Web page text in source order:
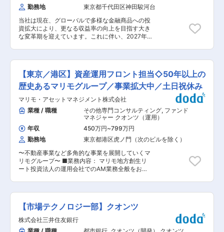
をとっています。経営統合が進む地方銀行のなか
では特徴のある取り組みを行っております。 ・運
用金額や組織体制（フロント50名程度、バックオ
フィス50名程度）と地域金融機関の中では最大級
規模です。 ◎運用子会社の設立 ・FFG投信株式会
定）し、「私募投資信託」を活用したFFG有価証
券投資の多様化を推し進めております。 ・現在の
ブ、アクティブファンドや、マルチアセットファ
ンドを銀行本体と協業しながら企画し、運用にあ
たっております。 変更の範囲：会社の定める業務
は、自らそれらを駆使し、運用の意思決定や投資
戦略の立案に携わる「クオンツポートフォリオマ
ネージャー（クオンツ PM）」としてのキャリア
パスの可能性もあります。 ■業務詳細 ・AI（機械
学習）等を活用した運用業務（リサーチ・ポート
フォリオ構築等）の高度化を支援するツール類の
開発・カスタマイズしたツールを用いた、クオン
ツ運用プロセスおよび投資戦略（モデル）の企
画・立案・検証 ・Python等を用いた新規ファン
ドのバックテスト環境の構築 ・インベストメント
マネージャーのDX推進支援（研修企画、開発環
境整備等） 等 ※実務（アセットマネジメント業
務）の仕組みや投資ロジックの理解を最重視しま
す。システム開発そのものの経験は不問であり、
入社後に実務とテクノロジーの双方を学びながら
キャッチアップできる環境が整っています。 ※職
務内容の詳細につきましてはご面談時にお伝え致
します。 ■就業時間の補足： ・マネージャー職
は等級により企画業務型裁量労働制（みなし労働
なります。 ※管理監督者採用の場合時間外労働適
用外 ■給与情報について 【管理監督者】 年収：
者採用の場合残業代なし 【企画業務型裁量労働
制】 年収：500〜1200万円 基本給：25〜60万円
裁量労働手当：9万円 変更の範囲：会社の定める
勤務地
東京都千代田区神田駿河台
当社は現在、グローバルで多様な金融商品への投
資拡大により、更なる収益率の向上を目指す大き
な変革期を迎えています。これに伴い、2027年
部」におけるコアメンバーとして、フロント部門
と投資意義やリターンの蓋然性等を議論しながら
投資可否を判断し、グループ全体の収益向上に大
きく貢献する資産運用の実現を第二線の立場から
支える役割を担っていただきます。 ※出向先情報
・企業名：MS＆ADインシュアランスグループホ
ールディングス株式会社 ・事業内容：保険持株会
社としてグループ会社の経営管理を行う ・住所：
東京都千代田区神田駿河台3-9 ■主要業務 ・フロ
ント部門が投資を希望する個別ファンド（オルタ
ナティブ、海外クレジット等）のデューデリジェ
ンスおよびモニタリング ・各資産クラスの運用状
況についての社内関係部署・経営層へのレポーテ
ィング ・分析結果に基づく課題の特定と、社内関
係部署と連携した運用体制の改善策立案・提案 ■
職場紹介 2027年度に新設予定のチームで、前身
で、20代から60代まで幅広い年齢層で構成され
た組織です。中途入社者は3名ですが、2027年4
月にグループ内損保社との合併を予定しているこ
とやグループ内生保社兼務者との業務もあり、
【東京／港区】資産運用フロント担当◇50年以上の
歴史あるマリモグループ／事業拡大中／土日祝休み
マリモ・アセットマネジメント株式会社
業種 / 職種
その他専門コンサルティング, ファンド
マネジャー クオンツ（運用）
年収
450万円~799万円
勤務地
東京都港区虎ノ門（次のビルを除く）
〜不動産事業など多角的な事業を展開していくマ
リモグループ〜 ■業務内容： マリモ地方創生リ
ート投資法人の運用会社でのAM業務全般をお任
務（運営計画、予算、資金管理等） ◇投資家、レ
ンダーへの報告・調整 ◇AMレポート作成 ◇信託
銀行、PM会社等への指示 ◇物件取得時の実務
（デューデリジェンス、ドキュメンテーション、
クロージング等） ■当社の特徴： 分譲マンショ
【市場テクノロジー部】クオンツ
株式会社三井住友銀行